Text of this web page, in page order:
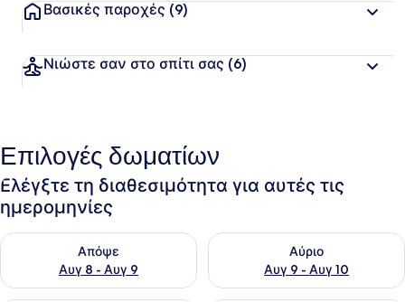
Βασικές παροχές (9)
Νιώστε σαν στο σπίτι σας (6)
Επιλογές δωματίων
Ελέγξτε τη διαθεσιμότητα για αυτές τις
ημερομηνίες
Απόψε
Αυγ 8 - Αυγ 9
Έλεγχος διαθεσιμότητας για απόψε Αυγ 8 - Αυγ 9
Αύριο
Αυγ 9 - Αυγ 10
Έλεγχος διαθεσιμότητας